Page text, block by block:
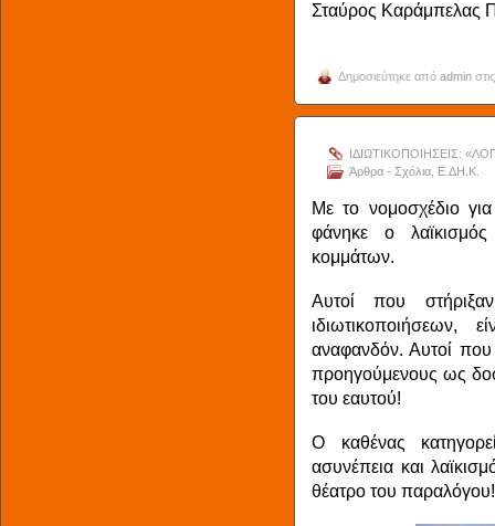
Σταύρος Καράμπελας
Δημοσιεύτηκε από admin
ΙΔΙΩΤΙΚΟΠΟΙΗΣΕΙΣ:
Άρθρα - Σχόλια Ε.ΔΗ.Κ.
Με το νομοσχέδιο για
φάνηκε ο
κομμάτων.
Αυτοί που
ιδιωτικοποιήσεων,
αναφανδόν. Αυτοί που
προηγούμενους ως
του εαυτού!
Ο καθένας
ασυνέπεια και
θέατρο του παραλόγου!